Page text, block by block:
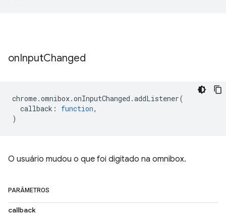
onInputChanged
chrome.omnibox.onInputChanged .addListener(
callback : function,
)
O usuário mudou o que foi digitado na omnibox.
PARÂMETROS
callback